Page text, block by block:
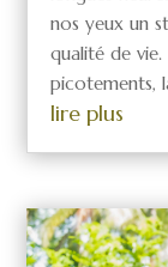
nos yeux un
qualité de vie.
picotements,
lire plus